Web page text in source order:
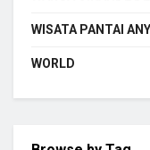
WISATA PANTAI
WORLD